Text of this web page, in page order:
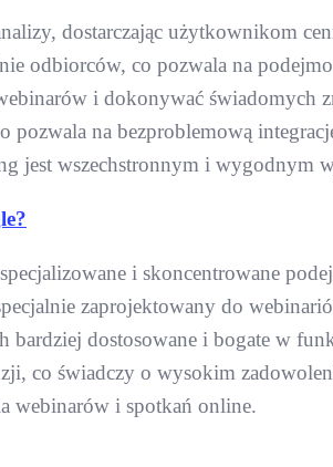
dostarczając użytkownikom
odbiorców, co pozwala na
i dokonywać świadomych
na bezproblemową
jest wszechstronnym i wygodnym
i skoncentrowane
zaprojektowany do
dostosowane i bogate w
co świadczy o wysokim
webinarów i spotkań online.